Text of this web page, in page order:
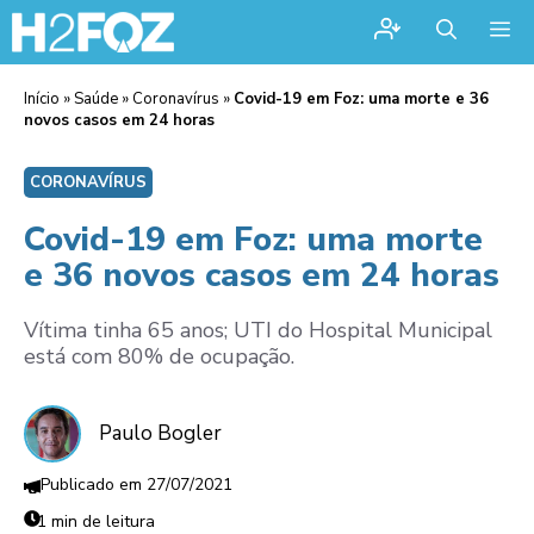
Início »Saúde » Coronavírus » Covid-19 em Foz: uma morte e 36
novos casos em 24 horas
CORONAVÍRUS
Covid-19 em Foz: uma morte
e 36 novos casos em 24 horas
Vítima tinha 65 anos; UTI do Hospital Municipal
está com 80% de ocupação.
Paulo Bogler
27/07/2021
1 min de leitura